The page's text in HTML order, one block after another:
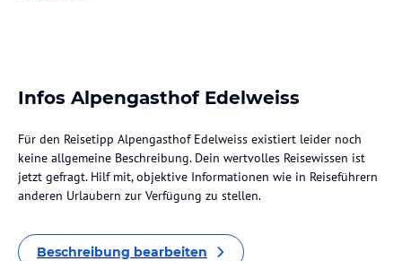
Infos Alpengasthof Edelweiss
Für den Reisetipp Alpengasthof Edelweiss existiert leider noch
keine allgemeine Beschreibung. Dein wertvolles Reisewissen ist
jetzt gefragt. Hilf mit, objektive Informationen wie in Reiseführern
anderen Urlaubern zur Verfügung zu stellen.
Beschreibung bearbeiten